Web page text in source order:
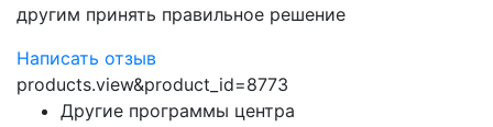
другим принять правильное решение
Написать отзыв
products.view&product_id=8773
Другие программы центра